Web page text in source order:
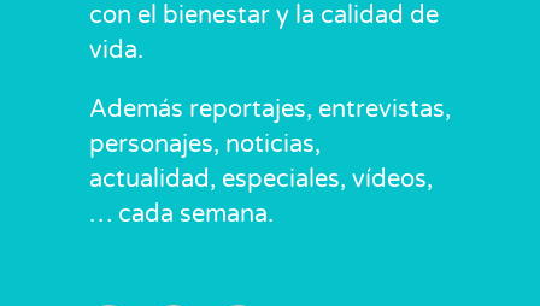
con el bienestar y la calidad de
vida.
Además reportajes, entrevistas,
personajes, noticias,
actualidad, especiales, vídeos,
… cada semana.